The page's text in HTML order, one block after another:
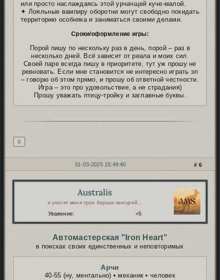
или просто наслаждаясь этой урчачщей куче-малой.
✦ Лояльные вампиру оборотни могут свободно покидать
территорию особняка и заниматься своими делами.
Сроки/оформление игры:
Порой пишу по нескольку раз в день, порой – раз в
несколько дней. Всё зависит от реала и моих сил.
Своей паре всегда пишу в приоритете, тут уж прошу не
ревновать. Если мне становится не интересно играть эп
– говорю об этом прямо, и прошу об ответной честности.
Игра – это про удовольствие, а не страдания)
Прошу уважать птицу-тройку и заглавные буквы.
0
6
31-03-2025 15:49:40
Australis
и уносят меня трое борзых кенгурей...
Уважение: +5
Автомастерская "Iron Heart"
в поисках своих единственных и неповторимых
Арчи
40-55 (ну, ментально) • механик • человек